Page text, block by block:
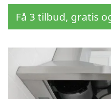
Få 3 tilbud, gratis